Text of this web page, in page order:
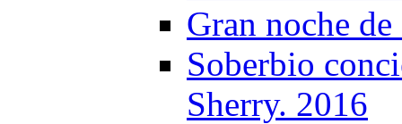
Gran noche
Soberbio
Sherry. 2016